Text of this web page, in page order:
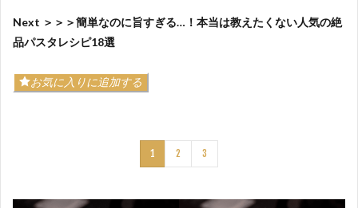
Next ＞＞＞簡単なのに旨すぎる…！本当は教えたくない人気の絶
品パスタレシピ18選
お気に入りに追加する
1 2 3